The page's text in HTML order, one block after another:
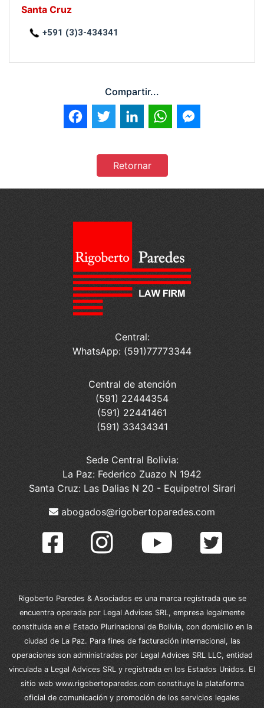
Santa Cruz
+591 (3)3-434341
Compartir...
FacebookTwitter LinkedIn WhatsApp
Retornar
Central:
WhatsApp: (591)77773344
Central de atención
(591) 22444354
(591) 22441461
(591) 33434341
Sede Central Bolivia:
La Paz: Federico Zuazo N 1942
Santa Cruz: Las Dalias N 20 - Equipetrol Sirari
abogados@rigobertoparedes.com
Rigoberto Paredes & Asociados es una marca registrada que se
encuentra operada por Legal Advices SRL, empresa legalmente
constituida en el Estado Plurinacional de Bolivia, con domicilio en la
ciudad de La Paz. Para fines de facturación internacional, las
operaciones son administradas por Legal Advices SRL LLC, entidad
vinculada a Legal Advices SRL y registrada en los Estados Unidos. El
sitio web www.rigobertoparedes.com constituye la plataforma
oficial de comunicación y promoción de los servicios legales